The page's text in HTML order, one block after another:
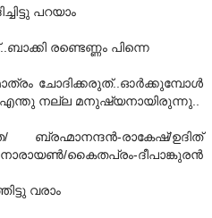
പറയാം
രണ്ടെണ്ണം പിന്നെ
ചോദിക്കരുത്‌..ഓർക്കുമ്പോൾ
നല്ല മനുഷ്യനായിരുന്നു..
രാകേഷ്‌/ഉദിത്‌
കൈതപ്രം-ദീപാങ്കുരൻ
വരാം